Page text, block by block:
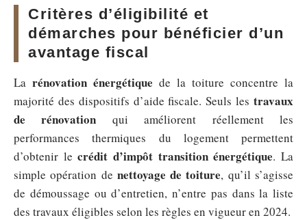
Critères d’éligibilité et
démarches pour bénéficier d’un
avantage fiscal
La rénovation énergétique de la toiture concentre la
majorité des dispositifs d’aide fiscale. Seuls les travaux
de rénovation qui améliorent réellement les
performances thermiques du logement permettent
d’obtenir lecrédit d’impôt transition énergétique. La
simple opération de nettoyage de toiture, qu’il s’agisse
de démoussage ou d’entretien, n’entre pas dans la liste
des travaux éligibles selon les règles en vigueur en 2024.